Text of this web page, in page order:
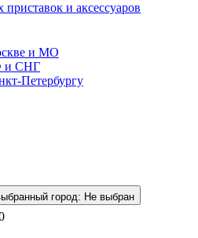
и аксессуаров
и МО
и СНГ
Петербургу
город: Не выбран